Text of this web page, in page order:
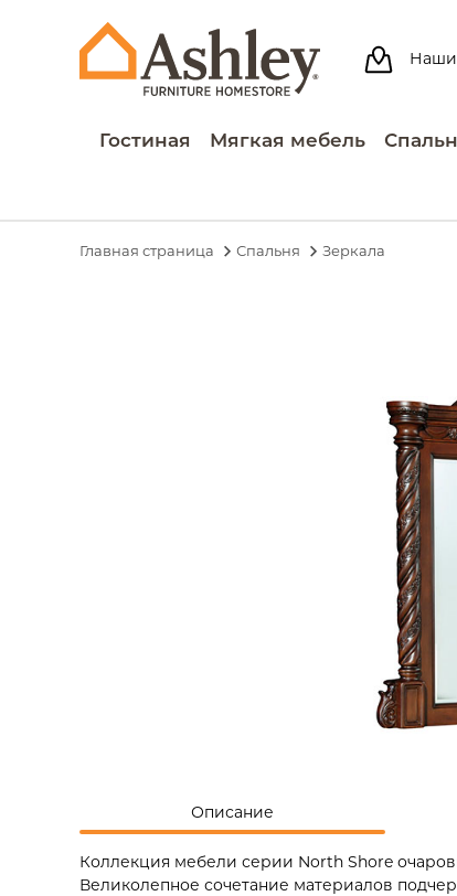
Наши
Гостиная Мягкая мебель
Главная страница Спальня Зеркала
Описание
Коллекция мебели серии North Shore
Великолепное сочетание материалов